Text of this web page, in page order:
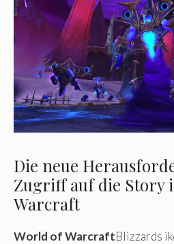
Die neue
Zugriff auf die Story
Warcraft
World of WarcraftBlizzards